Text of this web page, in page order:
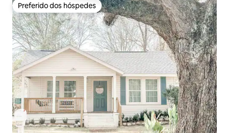
Preferido dos hóspedes
Preferido dos hóspedes